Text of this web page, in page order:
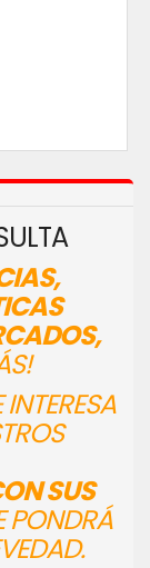
SUS
PONDRÁ